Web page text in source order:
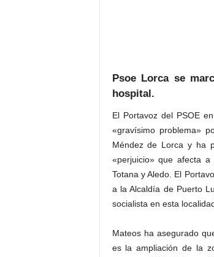
Psoe Lorca se
hospital.
El Portavoz del PSOE
«gravísimo problema»
Méndez de Lorca y ha
«perjuicio» que afecta a
Totana y Aledo. El
a la Alcaldía de Puerto
socialista en esta
Mateos ha asegurado
es la ampliación de la